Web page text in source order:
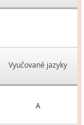
Vyučované jazyky
A